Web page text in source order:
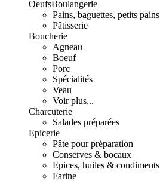
OeufsBoulangerie
Pains, baguettes, petits pains
Pâtisserie
Boucherie
Agneau
Boeuf
Porc
Spécialités
Veau
Voir plus...
Charcuterie
Salades préparées
Epicerie
Pâte pour préparation
Conserves & bocaux
Epices, huiles & condiments
Farine